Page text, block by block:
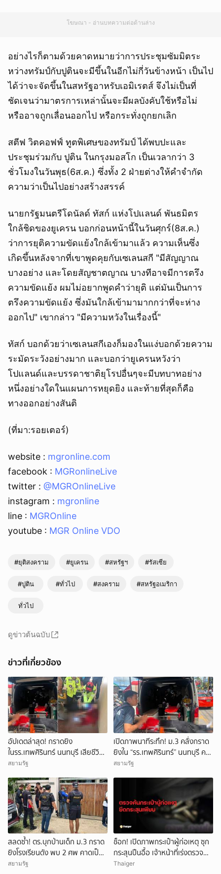
โฆษณา - อ่านบทความต่อด้านล่าง
อย่างไรก็ตามด้วยคาดหมายว่าการประชุมซัมมิตระ
หว่างทรัมป์กับปูตินจะมีขึ้นในอีกไม่กี่วันข้างหน้า เป็นไป
ได้ว่าจะจัดขึ้นในสหรัฐอาหรับเอมิเรตส์ จึงไม่เป็นที่
ชัดเจนว่ามาตรการเหล่านั้นจะมีผลบังคับใช้หรือไม่
หรืออาจถูกเลื่อนออกไป หรือกระทั่งถูกยกเลิก
สตีฟ วิตคอฟฟ์ ทูตพิเศษของทรัมป์ ได้พบปะและ
ประชุมร่วมกับ ปูติน ในกรุงมอสโก เป็นเวลากว่า 3
ชั่วโมงในวันพุธ(6ส.ค.) ซึ่งทั้ง 2 ฝ่ายต่างให้คำจำกัด
ความว่าเป็นไปอย่างสร้างสรรค์
นายกรัฐมนตรีโดนัลด์ ทัสก์ แห่งโปแลนด์ พันธมิตร
ใกล้ชิดของยูเครน บอกก่อนหน้านี้ในวันศุกร์(8ส.ค.)
ว่าการยุติความขัดแย้งใกล้เข้ามาแล้ว ความเห็นซึ่ง
เกิดขึ้นหลังจากที่เขาพูดคุยกับเซเลนสกี "มีสัญญาณ
บางอย่าง และโดยสัญชาตญาณ บางทีอาจมีการตรึง
ความขัดแย้ง ผมไม่อยากพูดคำว่ายุติ แต่มันเป็นการ
ตรึงความขัดแย้ง ซึ่งมันใกล้เข้ามามากกว่าที่จะห่าง
ออกไป" เขากล่าว "มีความหวังในเรื่องนี้"
ทัสก์ บอกด้วยว่าเซเลนสกีเองก็มองในแง่บอกด้วยความ
ระมัดระวังอย่างมาก และบอกว่ายูเครนหวังว่า
โปแลนด์และบรรดาชาติยุโรปอื่นๆจะมีบทบาทอย่าง
หนึ่งอย่างใดในแผนการหยุดยิง และท้ายที่สุดก็คือ
ทางออกอย่างสันติ
(ที่มา:รอยเตอร์)
website : mgronline.com
facebook : MGRonlineLive
twitter : @MGROnlineLive
instagram : mgronline
line : MGROnline
youtube : MGR Online VDO
#ยุติสงคราม #ยูเครน #สหรัฐฯ #รัสเซีย
#ปูติน #ทั่วไป #สงคราม #สหรัฐอเมริกา
ทั่วไป
ดูข่าวต้นฉบับ
ข่าวที่เกี่ยวข้อง
อัปเดตล่าสุด! กราดยิง
ในรร.เทพศิรินทร์ นนทบุรี เสียชีวิต
รวม 7 ราย เป็นครู 3 ราย นักเรียน
กว่า 15 ราย
สยามรัฐ
เปิดภาพนาทีระทึก! ม.3 คลั่งกราด
ยิงใน “รร.เทพศิรินทร์” นนทบุรี ครู
ดับ 2 บาดเจ็บกว่า 20 ราย ก่อนยิง
สยามรัฐ
สลดซ้ำ! ตร.บุกบ้านเด็ก ม.3 กราด
ยิงโรงเรียนดัง พบ 2 ศพ คาดเป็น
ปู่-ย่า โดนสังหารก่อนก่อเหตุ
สยามรัฐ
ช็อก! เปิดภาพกระเป๋าผู้ก่อเหตุ ซุก
กระสุนปืนอื้อ เจ้าหน้าที่เร่งตรวจ
สอบ
Thaiger
ยกเลิก